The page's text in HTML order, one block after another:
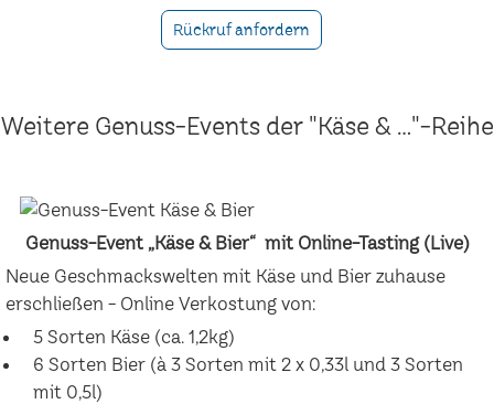
Rückruf anfordern
Weitere Genuss-Events der "Käse & ..."-Reihe
Genuss-Event „Käse & Bier“ mit Online-Tasting (Live)
Neue Geschmackswelten mit Käse und Bier zuhause
erschließen - Online Verkostung von:
5 Sorten Käse (ca. 1,2kg)
6 Sorten Bier (à 3 Sorten mit 2 x 0,33l und 3 Sorten
mit 0,5l)